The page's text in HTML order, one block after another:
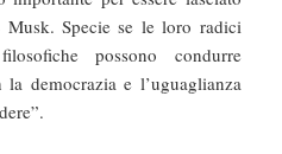
Specie se le loro radici
possono condurre
democrazia e l’uguaglianza